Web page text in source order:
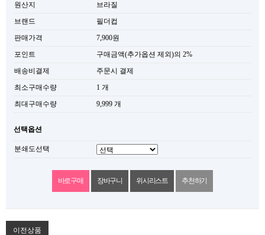
원산지
브라질
브랜드
필더컵
판매가격
7,900원
포인트
구매금액(추가옵션 제외)의 2%
배송비결제
주문시 결제
최소구매수량
1 개
최대구매수량
9,999 개
선택옵션
분쇄도선택
위시리스트 추천하기
이전상품